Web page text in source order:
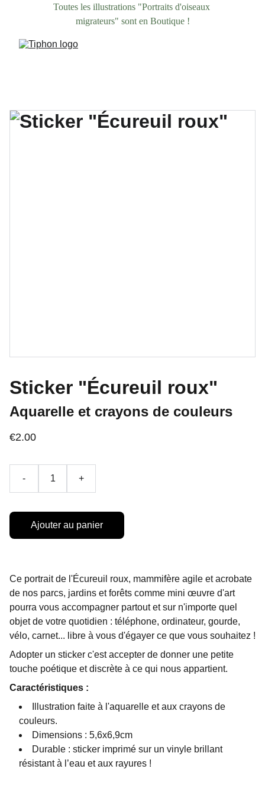
Toutes les illustrations "Portraits d'oiseaux
migrateurs" sont en Boutique !
Sticker "Écureuil roux"
Aquarelle et crayons de couleurs
€2.00
- +
Ajouter au panier
Ce portrait de l'Écureuil roux, mammifère agile et acrobate
de nos parcs, jardins et forêts comme mini œuvre d'art
pourra vous accompagner partout et sur n'importe quel
objet de votre quotidien : téléphone, ordinateur, gourde,
vélo, carnet... libre à vous d'égayer ce que vous souhaitez !
Adopter un sticker c'est accepter de donner une petite
touche poétique et discrète à ce qui nous appartient.
Caractéristiques :
Illustration faite à l'aquarelle et aux crayons de
couleurs.
Dimensions : 5,6x6,9cm
Durable : sticker imprimé sur un vinyle brillant
résistant à l’eau et aux rayures !